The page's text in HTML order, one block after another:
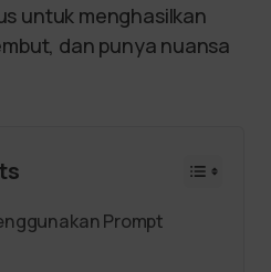
untuk menghasilkan
dan punya nuansa
Prompt